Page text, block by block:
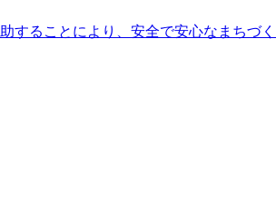
ることにより、安全で安心なまちづく